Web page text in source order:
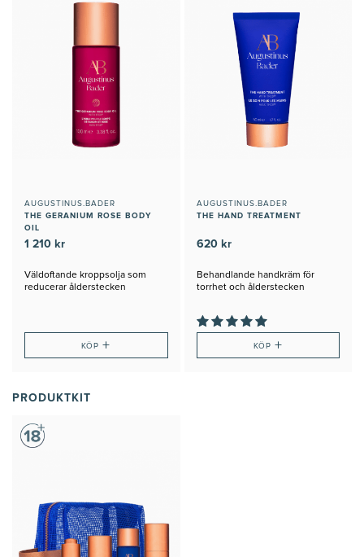
AUGUSTINUS.BADER
THE GERANIUM ROSE BODY
OIL
1 210 kr
Väldoftande kroppsolja som
reducerar ålderstecken
KÖP+
AUGUSTINUS.BADER
THE HAND TREATMENT
620 kr
Behandlande handkräm för
torrhet och ålderstecken
KÖP +
PRODUKTKIT